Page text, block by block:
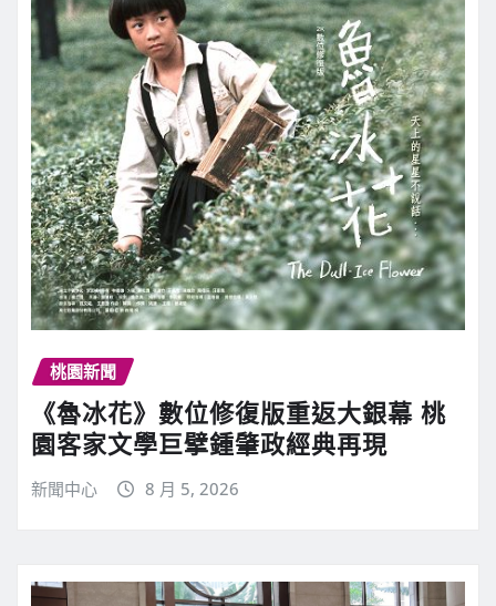
桃園新聞
《魯冰花》數位修復版重返大銀幕 桃
園客家文學巨擘鍾肇政經典再現
新聞中心 8 月 5, 2026